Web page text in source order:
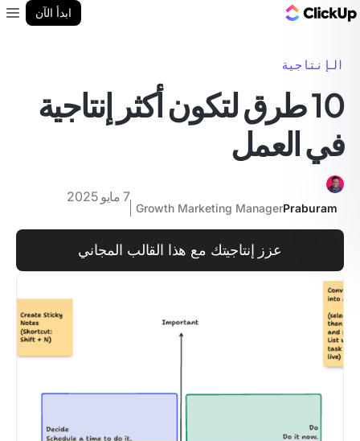
ابدأ الآن
الإنتاجية
10 طرق لتكون أكثر إنتاجية
في العمل
Praburam
Growth Marketing Manager
7 مايو 2025
عزز إنتاجيتك مع هذا القالب المجاني